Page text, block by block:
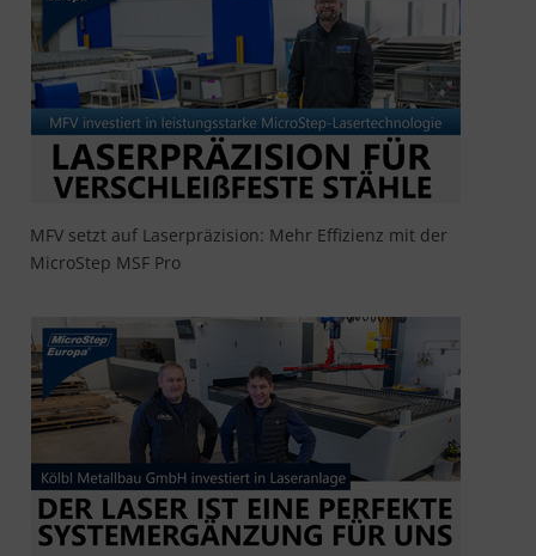
MFV setzt auf Laserpräzision: Mehr Effizienz mit der
MicroStep MSF Pro